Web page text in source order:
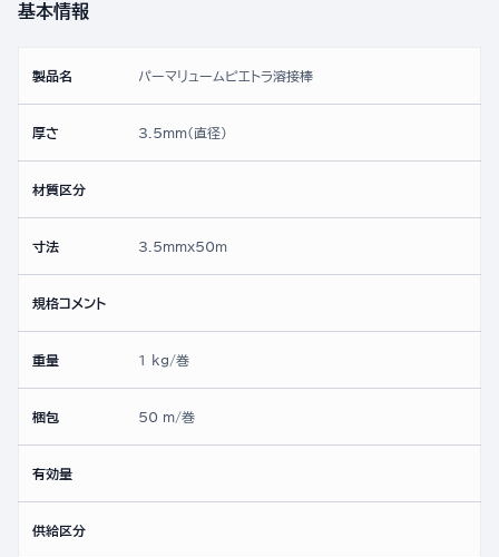
基本情報
製品名 パーマリュームピエトラ溶接棒
厚さ 3.5mm(直径)
材質区分
寸法 3.5mmx50ｍ
規格コメント
重量 1 kg/巻
梱包 50 m/巻
有効量
供給区分